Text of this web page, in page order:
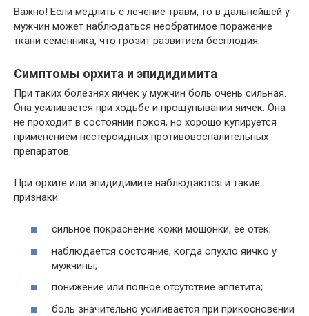
Важно! Если медлить с лечение травм, то в дальнейшей у
мужчин может наблюдаться необратимое поражение
ткани семенника, что грозит развитием бесплодия.
Симптомы орхита и эпидидимита
При таких болезнях яичек у мужчин боль очень сильная.
Она усиливается при ходьбе и прощупывании яичек. Она
не проходит в состоянии покоя, но хорошо купируется
применением нестероидных противовоспалительных
препаратов.
При орхите или эпидидимите наблюдаются и такие
признаки:
сильное покраснение кожи мошонки, ее отек;
наблюдается состояние, когда опухло яичко у
мужчины;
понижение или полное отсутствие аппетита;
боль значительно усиливается при прикосновении